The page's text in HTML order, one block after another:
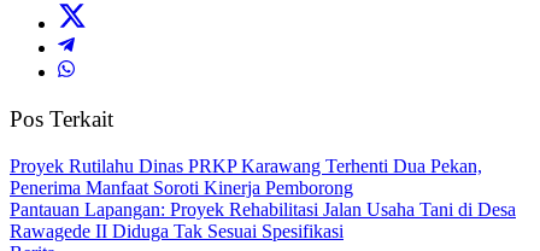
Pos Terkait
Proyek Rutilahu Dinas PRKP Karawang Terhenti Dua Pekan,
Penerima Manfaat Soroti Kinerja Pemborong
Pantauan Lapangan: Proyek Rehabilitasi Jalan Usaha Tani di Desa
Rawagede II Diduga Tak Sesuai Spesifikasi